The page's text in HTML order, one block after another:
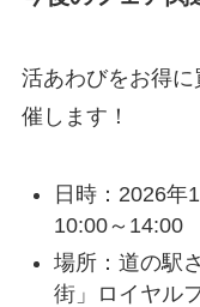
活あわびをお得
催します！
日時：2026年
10:00～14:00
場所：道の駅
街」ロイヤル